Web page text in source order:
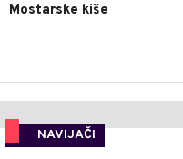
Mostarske kiše
NAVIJAČI